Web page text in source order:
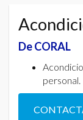
De CORAL
personal.